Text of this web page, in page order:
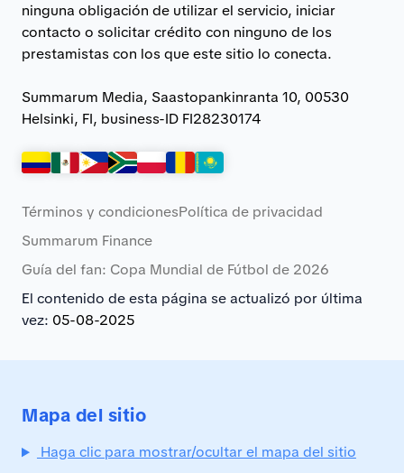
ninguna obligación de utilizar el servicio, iniciar
contacto o solicitar crédito con ninguno de los
prestamistas con los que este sitio lo conecta.
Summarum Media, Saastopankinranta 10, 00530
Helsinki, FI, business-ID FI28230174
Términos y condicionesPolítica de privacidad
Summarum Finance
Guía del fan: Copa Mundial de Fútbol de 2026
El contenido de esta página se actualizó por última
vez: 05-08-2025
Mapa del sitio
Haga clic para mostrar/ocultar el mapa del sitio